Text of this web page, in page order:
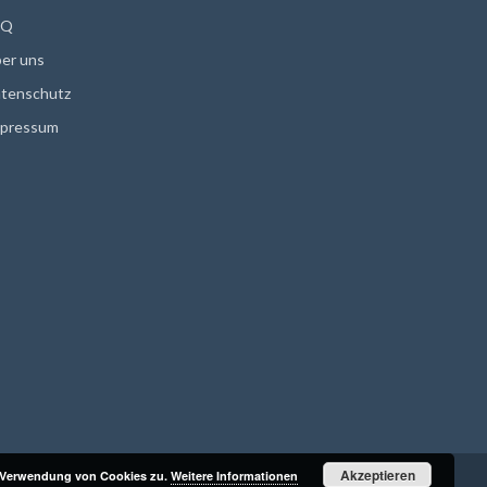
uns
von Cookies zu.Weitere Informationen Akzeptieren